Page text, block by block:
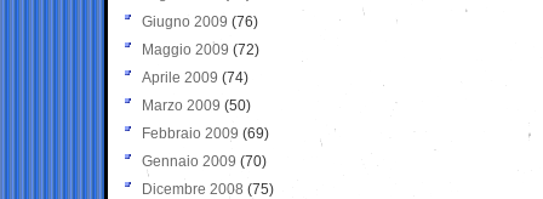
Giugno 2009 (76)
Maggio 2009 (72)
Aprile 2009 (74)
Marzo 2009 (50)
Febbraio 2009 (69)
Gennaio 2009 (70)
Dicembre 2008 (75)